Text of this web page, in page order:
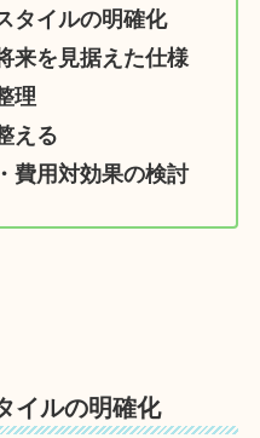
タイルの明確化
来を見据えた仕様
理
える
費用対効果の検討
イルの明確化